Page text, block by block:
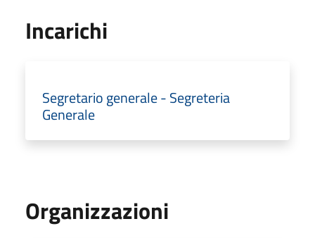
Incarichi
Segretario generale - Segreteria
Generale
Organizzazioni